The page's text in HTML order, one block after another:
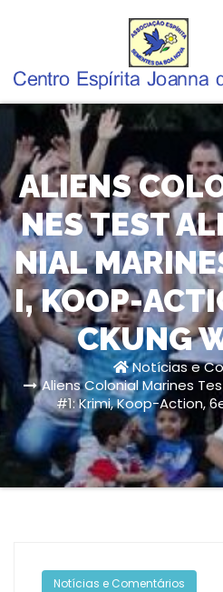
conteúdo
ALIENS
NES TEST
NIAL
I, KOOP-
CKUNG
Notícias e
Aliens Colonial Marines
#1: Krimi, Koop-Action,
Notícias e Comentários